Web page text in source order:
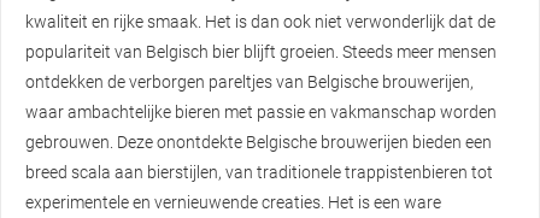
kwaliteit en rijke smaak. Het is dan ook niet verwonderlijk dat de
populariteit van Belgisch bier blijft groeien. Steeds meer mensen
ontdekken de verborgen pareltjes van Belgische brouwerijen,
waar ambachtelijke bieren met passie en vakmanschap worden
gebrouwen. Deze onontdekte Belgische brouwerijen bieden een
breed scala aan bierstijlen, van traditionele trappistenbieren tot
experimentele en vernieuwende creaties. Het is een ware